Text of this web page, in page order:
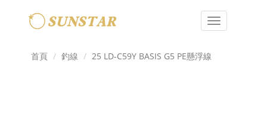
Toggle
首頁
釣線 25 LD-C59Y BASIS G5 PE懸浮線